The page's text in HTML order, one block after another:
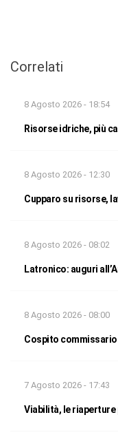
Correlati
8 Agosto 2026 - 18:54
Risorse idriche, più
8 Agosto 2026 - 12:30
Cupparo su risorse,
8 Agosto 2026 - 08:02
Latronico: auguri
8 Agosto 2026 - 08:00
Cospito
7 Agosto 2026 - 17:43
Viabilità, le